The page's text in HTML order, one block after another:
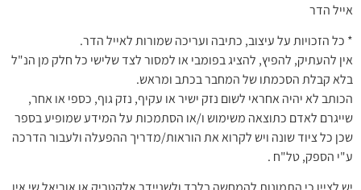
אייל הדר
* כל הזכויות על עיצוב, כתיבה ועריכה שמורות לאייל הדר.
אין להעתיק, להפיץ, להציג בפומבי או למסור לצד שלישי כל חלק מן הנ"ל
בלא קבלת הסכמתו של המחבר בכתב ומראש.
הכותב לא יהיה אחראי לשום נזק ישיר או עקיף, נזק גוף, כספי או אחר,
שייגרם לאדם כתוצאה משימוש ו/או הסתמכות על המידע שמופיע בספר
שכן כל ציוד שונה ויש לקרוא את הוראות/מדריך ההפעלה ולעבור הדרכה
ע"י הספק, טל"ח .